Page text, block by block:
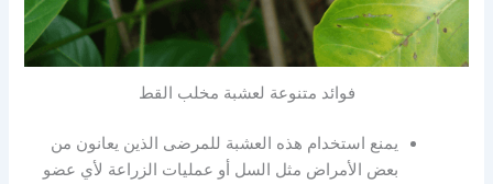
فوائد متنوعة لعشبة مخلب القط
يمنع استخدام هذه العشبة للمرضى الذين يعانون من
بعض الأمراض مثل السل أو عمليات الزراعة لأي عضو